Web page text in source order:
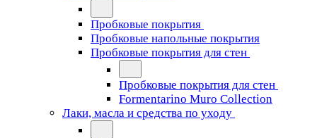
Пробковые покрытия
Пробковые напольные покрытия
Пробковые покрытия для стен
Пробковые покрытия для стен
Formentarino Muro Collection
Лаки, масла и средства по уходу